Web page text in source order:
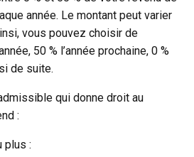
année. Le montant peut varier
vous pouvez choisir de
50 % l’année prochaine, 0 %
de suite.
qui donne droit au
:
plus :